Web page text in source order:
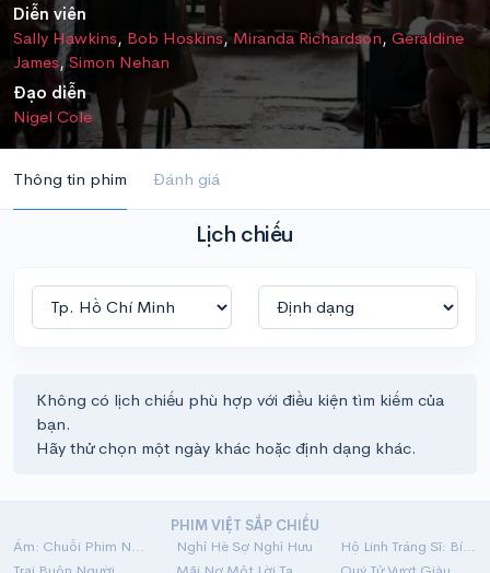
Diễn viên
Sally Hawkins, Bob Hoskins,Miranda Richardson, Geraldine
James,Simon Nehan
Đạo diễn
Nigel Cole
Thông tin phim Đánh giá
Lịch chiếu
Không có lịch chiếu phù hợp với điều kiện tìm kiếm của
bạn.
Hãy thử chọn một ngày khác hoặc định dạng khác.
PHIM VIỆT SẮP CHIẾU
Ám: Chuỗi Phim Ngắn Linh Dị
Nghỉ Hè Sợ Nghỉ Hưu
Hộ Linh Tráng Sĩ: Bí Ẩn Mộ Vua Đinh